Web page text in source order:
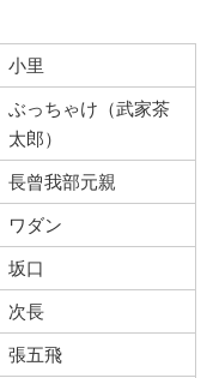
小里
ぶっちゃけ（武家茶
太郎）
長曾我部元親
ワダン
坂口
次長
張五飛